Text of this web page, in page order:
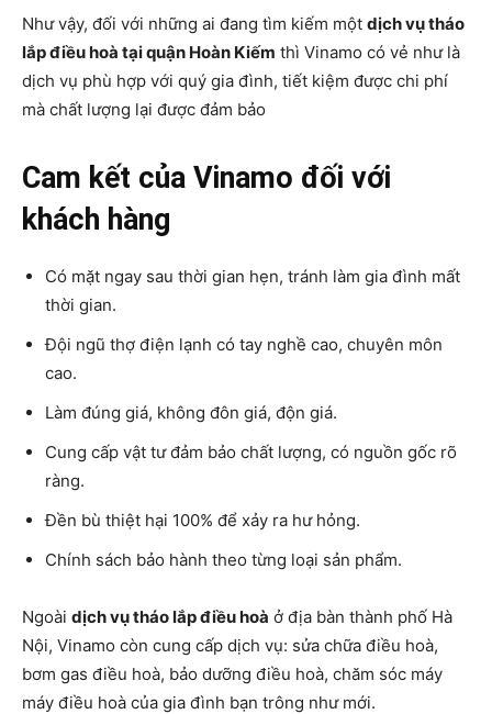
Như vậy, đối với những ai đang tìm kiếm một dịch vụ tháo
lắp điều hoà tại quận Hoàn Kiếm thì Vinamo có vẻ như là
dịch vụ phù hợp với quý gia đình, tiết kiệm được chi phí
mà chất lượng lại được đảm bảo
Cam kết của Vinamo đối với
khách hàng
Có mặt ngay sau thời gian hẹn, tránh làm gia đình mất
thời gian.
Đội ngũ thợ điện lạnh có tay nghề cao, chuyên môn
cao.
Làm đúng giá, không đôn giá, độn giá.
Cung cấp vật tư đảm bảo chất lượng, có nguồn gốc rõ
ràng.
Đền bù thiệt hại 100% để xảy ra hư hỏng.
Chính sách bảo hành theo từng loại sản phẩm.
Ngoài dịch vụ tháo lắp điều hoà ở địa bàn thành phố Hà
Nội, Vinamo còn cung cấp dịch vụ: sửa chữa điều hoà,
bơm gas điều hoà, bảo dưỡng điều hoà, chăm sóc máy
máy điều hoà của gia đình bạn trông như mới.